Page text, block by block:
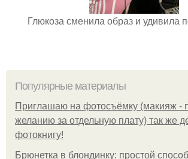
Глюкоза сменила образ и удивила
Популярные материалы
Приглашаю на фотосъёмку (макияж -
желанию за отдельную плату) так же
фотокнигу!
Брюнетка в блондинку: простой